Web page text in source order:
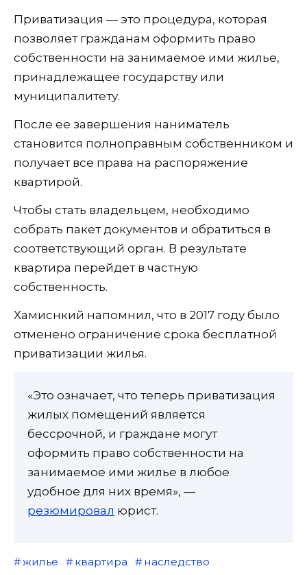
Приватизация — это процедура, которая
позволяет гражданам оформить право
собственности на занимаемое ими жилье,
принадлежащее государству или
муниципалитету.
После ее завершения наниматель
становится полноправным собственником и
получает все права на распоряжение
квартирой.
Чтобы стать владельцем, необходимо
собрать пакет документов и обратиться в
соответствующий орган. В результате
квартира перейдет в частную
собственность.
Хамиснкий напомнил, что в 2017 году было
отменено ограничение срока бесплатной
приватизации жилья.
«Это означает, что теперь приватизация
жилых помещений является
бессрочной, и граждане могут
оформить право собственности на
занимаемое ими жилье в любое
удобное для них время», —
резюмировал юрист.
жилье квартира
наследство